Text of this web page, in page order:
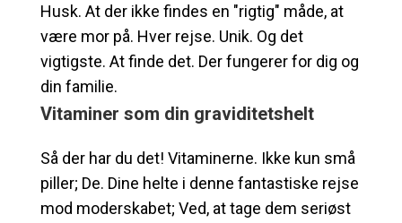
Husk. At der ikke findes en "rigtig" måde, at
være mor på. Hver rejse. Unik. Og det
vigtigste. At finde det. Der fungerer for dig og
din familie.
Vitaminer som din graviditetshelt
Så der har du det! Vitaminerne. Ikke kun små
piller; De. Dine helte i denne fantastiske rejse
mod moderskabet; Ved, at tage dem seriøst